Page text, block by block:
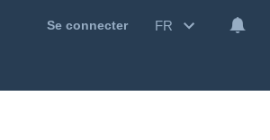
Se connecter FR